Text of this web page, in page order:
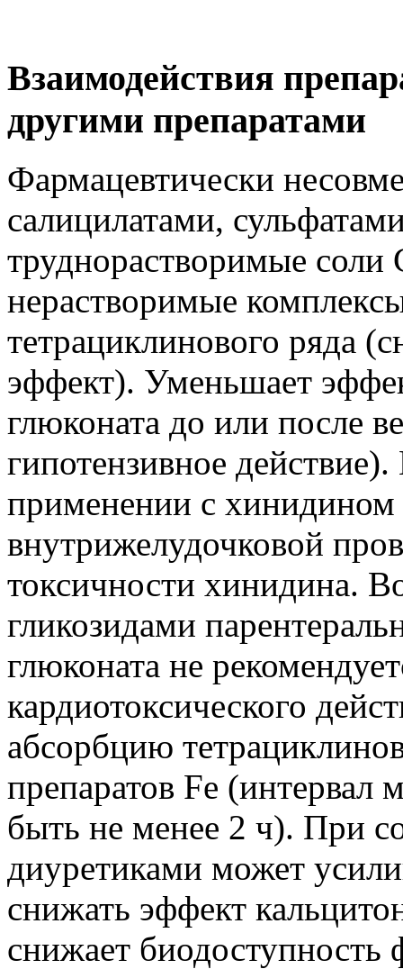
Взаимодействия
другими препаратами
Фармацевтически
салицилатами,
труднорастворимые соли
нерастворимые
тетрациклинового ряда
эффект). Уменьшает
глюконата до или после
гипотензивное
применении с хинидином
внутрижелудочковой
токсичности хинидина.
гликозидами
глюконата не
кардиотоксического
абсорбцию
препаратов Fe
быть не менее 2 ч). При
диуретиками может
снижать эффект
снижает биодоступность